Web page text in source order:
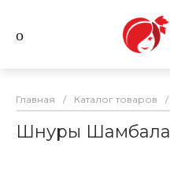
Главная / Каталог товаров /
Шнуры Шамбала